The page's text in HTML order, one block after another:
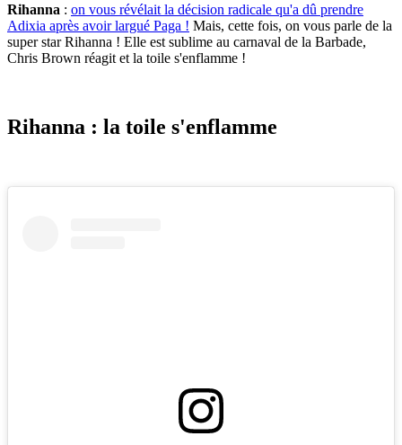
Rihanna : on vous révélait la décision radicale qu'a dû prendre
Adixia après avoir largué Paga ! Mais, cette fois, on vous parle de la
super star Rihanna ! Elle est sublime au carnaval de la Barbade,
Chris Brown réagit et la toile s'enflamme !
Rihanna : la toile s'enflamme